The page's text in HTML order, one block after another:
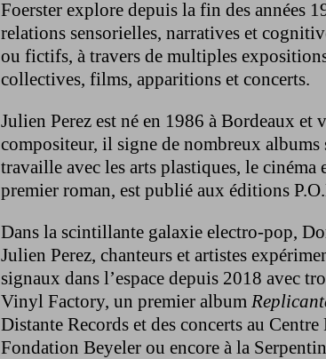
Foerster explore depuis la fin des années
relations sensorielles, narratives et
ou fictifs, à travers de multiples
collectives, films, apparitions et concerts.
Julien Perez est né en 1986 à Bordeaux et
compositeur, il signe de nombreux
travaille avec les arts plastiques, le cinéma
premier roman, est publié aux éditions
Dans la scintillante galaxie electro-pop,
Julien Perez, chanteurs et artistes
signaux dans l’espace depuis 2018 avec
Vinyl Factory, un premier album
Distante Records et des concerts au
Fondation Beyeler ou encore à la